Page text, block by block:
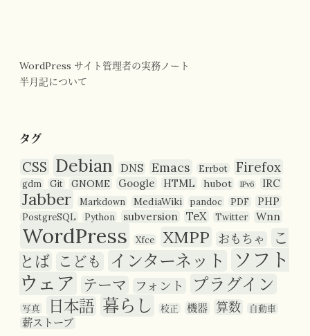
WordPress サイト管理者の実務ノート
半月記について
タグ
CSS Debian DNS Emacs Errbot Firefox
gdm Git GNOME Google HTML hubot IPv6 IRC
Jabber Markdown MediaWiki pandoc PDF PHP
PostgreSQL Python subversion TeX Twitter Wnn
WordPress Xfce XMPP おもちゃ
こ
とば こども インターネット
ソフト
ウェア
テーマ フォント プラグイン
写真 日本語 暮らし 校正 機器 算数 自動車
薪ストーブ